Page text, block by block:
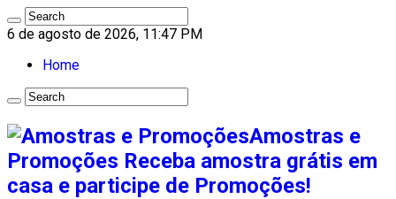
6 de agosto de 2026, 11:47 PM
Home
Amostras e
Promoções Receba amostra grátis em
casa e participe de Promoções!